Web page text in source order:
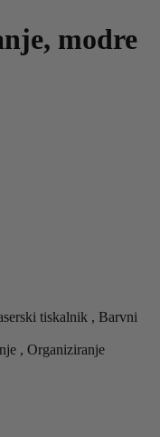
modre
tiskalnik , Barvni
, Organiziranje